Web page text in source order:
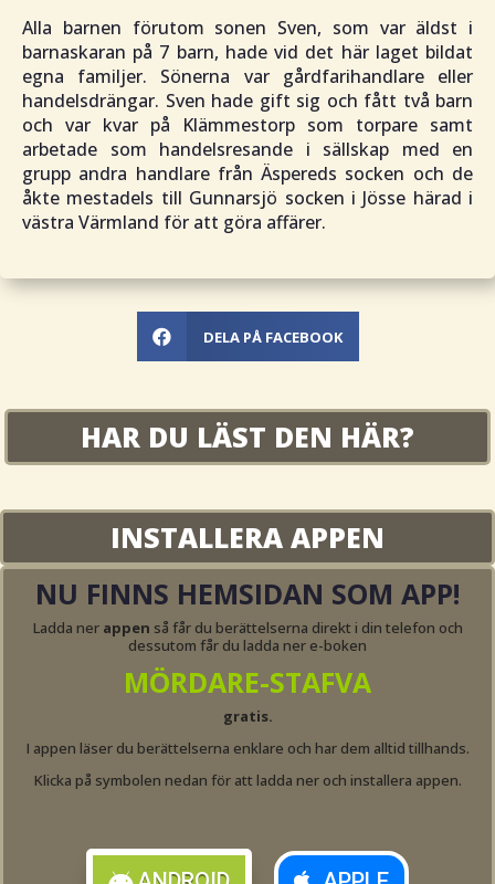
Alla barnen förutom sonen Sven, som var äldst i
barnaskaran på 7 barn, hade vid det här laget bildat
egna familjer. Sönerna var gårdfarihandlare eller
handelsdrängar. Sven hade gift sig och fått två barn
och var kvar på Klämmestorp som torpare samt
arbetade som handelsresande i sällskap med en
grupp andra handlare från Äspereds socken och de
åkte mestadels till Gunnarsjö socken i Jösse härad i
västra Värmland för att göra affärer.
 DELA PÅ FACEBOOK
HAR DU LÄST DEN HÄR?
INSTALLERA APPEN
NU FINNS HEMSIDAN SOM APP!
Ladda ner appen så får du berättelserna direkt i din telefon och
dessutom får du ladda ner e-boken
MÖRDARE-STAFVA
gratis.
I appen läser du berättelserna enklare och har dem alltid tillhands.
Klicka på symbolen nedan för att ladda ner och installera appen.